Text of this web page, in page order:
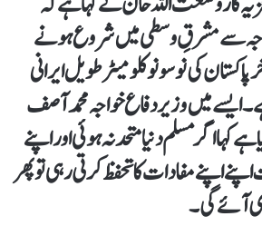
وجہ سے مشرقِ وسطی میں شروع ہونے
کی نو سو نو کلومیٹر طویل ایرانی
ایسے میں وزیر دفاع خواجہ محمدآصف
اگر مسلم دنیا متحد نہ ہوئی اور اپنے
اپنے مفادات کا تحفظ کرتی رہی تو پھر
آئے گی۔